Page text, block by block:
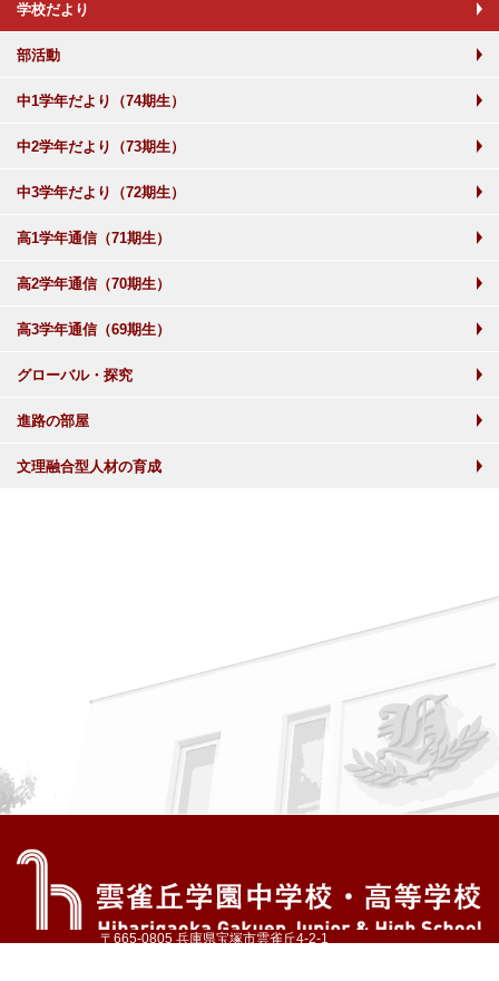
学校だより
部活動
中1学年だより（74期生）
中2学年だより（73期生）
中3学年だより（72期生）
高1学年通信（71期生）
高2学年通信（70期生）
高3学年通信（69期生）
グローバル・探究
進路の部屋
文理融合型人材の育成
〒665-0805 兵庫県宝塚市雲雀丘4-2-1